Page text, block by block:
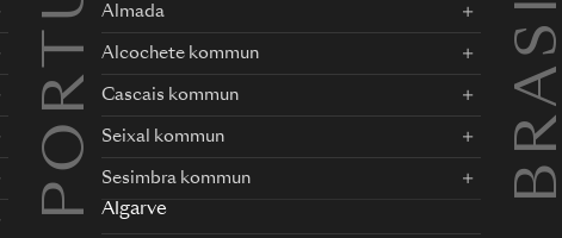
Almada
Alcochete kommun
Cascais kommun
Seixal kommun
Sesimbra kommun
Algarve